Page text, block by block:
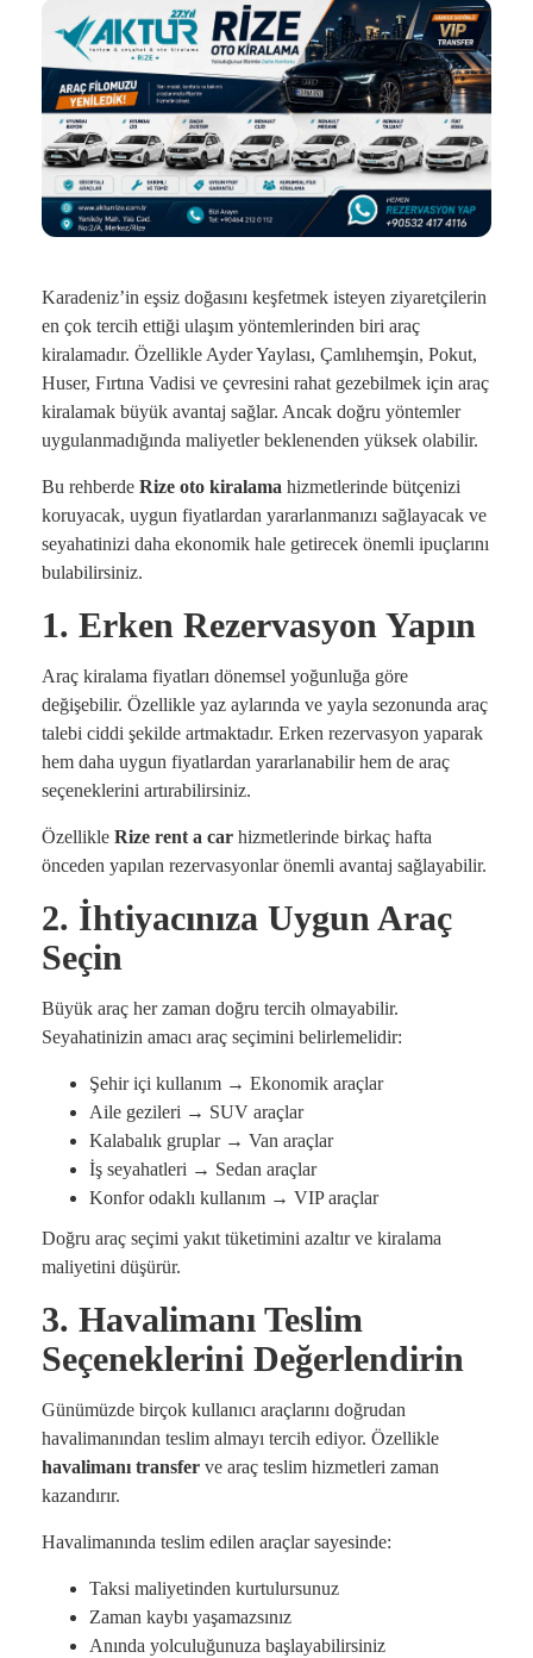
Karadeniz’in eşsiz doğasını keşfetmek isteyen ziyaretçilerin
en çok tercih ettiği ulaşım yöntemlerinden biri araç
kiralamadır. Özellikle Ayder Yaylası, Çamlıhemşin, Pokut,
Huser, Fırtına Vadisi ve çevresini rahat gezebilmek için araç
kiralamak büyük avantaj sağlar. Ancak doğru yöntemler
uygulanmadığında maliyetler beklenenden yüksek olabilir.
Bu rehberde Rize oto kiralama hizmetlerinde bütçenizi
koruyacak, uygun fiyatlardan yararlanmanızı sağlayacak ve
seyahatinizi daha ekonomik hale getirecek önemli ipuçlarını
bulabilirsiniz.
1. Erken Rezervasyon Yapın
Araç kiralama fiyatları dönemsel yoğunluğa göre
değişebilir. Özellikle yaz aylarında ve yayla sezonunda araç
talebi ciddi şekilde artmaktadır. Erken rezervasyon yaparak
hem daha uygun fiyatlardan yararlanabilir hem de araç
seçeneklerini artırabilirsiniz.
Özellikle Rize rent a car hizmetlerinde birkaç hafta
önceden yapılan rezervasyonlar önemli avantaj sağlayabilir.
2. İhtiyacınıza Uygun Araç
Seçin
Büyük araç her zaman doğru tercih olmayabilir.
Seyahatinizin amacı araç seçimini belirlemelidir:
Şehir içi kullanım → Ekonomik araçlar
Aile gezileri → SUV araçlar
Kalabalık gruplar → Van araçlar
İş seyahatleri → Sedan araçlar
Konfor odaklı kullanım → VIP araçlar
Doğru araç seçimi yakıt tüketimini azaltır ve kiralama
maliyetini düşürür.
3. Havalimanı Teslim
Seçeneklerini Değerlendirin
Günümüzde birçok kullanıcı araçlarını doğrudan
havalimanından teslim almayı tercih ediyor. Özellikle
havalimanı transfer ve araç teslim hizmetleri zaman
kazandırır.
Havalimanında teslim edilen araçlar sayesinde:
Taksi maliyetinden kurtulursunuz
Zaman kaybı yaşamazsınız
Anında yolculuğunuza başlayabilirsiniz